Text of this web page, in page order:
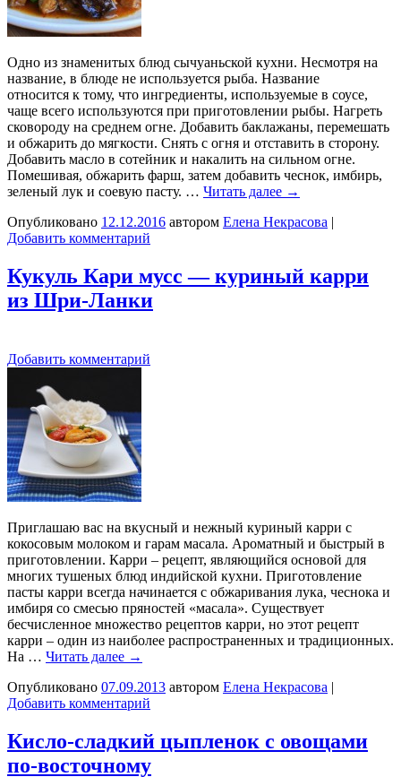
Одно из знаменитых блюд сычуаньской кухни. Несмотря на
название, в блюде не используется рыба. Название
относится к тому, что ингредиенты, используемые в соусе,
чаще всего используются при приготовлении рыбы. Нагреть
сковороду на среднем огне. Добавить баклажаны, перемешать
и обжарить до мягкости. Снять с огня и отставить в сторону.
Добавить масло в сотейник и накалить на сильном огне.
Помешивая, обжарить фарш, затем добавить чеснок, имбирь,
зеленый лук и соевую пасту. … Читать далее →
Опубликовано 12.12.2016 автором Елена Некрасова |
Добавить комментарий
Кукуль Кари мусс — куриный карри
из Шри-Ланки
Добавить комментарий
Приглашаю вас на вкусный и нежный куриный карри с
кокосовым молоком и гарам масала. Ароматный и быстрый в
приготовлении. Карри – рецепт, являющийся основой для
многих тушеных блюд индийской кухни. Приготовление
пасты карри всегда начинается с обжаривания лука, чеснока и
имбиря со смесью пряностей «масала». Существует
бесчисленное множество рецептов карри, но этот рецепт
карри – один из наиболее распространенных и традиционных.
На … Читать далее →
Опубликовано 07.09.2013 автором Елена Некрасова
Добавить комментарий
Кисло-сладкий цыпленок с овощами
по-восточному